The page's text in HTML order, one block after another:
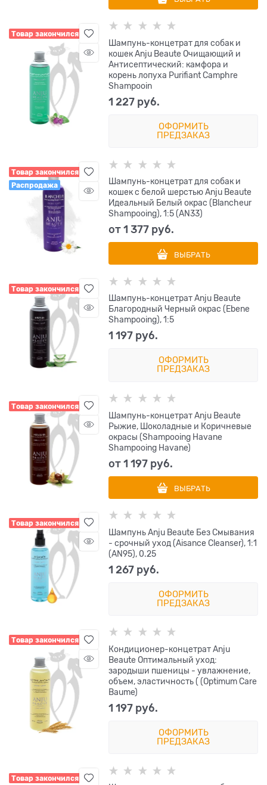
Товар закончился
Шампунь-концетрат для собак и
кошек Anju Beaute Очищающий и
Антисептический: камфора и
корень лопуха Purifiant Camphre
Shampooin
1 227 руб.
ОФОРМИТЬ
ПРЕДЗАКАЗ
Товар закончился
Распродажа
Шампунь-концетрат для собак и
кошек с белой шерстью Anju Beaute
Идеальный Белый окрас (Blancheur
Shampooing), 1:5 (AN33)
от1 377 руб.
ВЫБРАТЬ
Товар закончился
Шампунь-концетрат Anju Beaute
Благородный Черный окрас (Ebene
Shampooing), 1:5
1 197 руб.
ОФОРМИТЬ
ПРЕДЗАКАЗ
Товар закончился
Шампунь-концетрат Anju Beaute
Рыжие, Шоколадные и Коричневые
окрасы (Shampooing Havane
Shampooing Havane)
от1 197 руб.
ВЫБРАТЬ
Товар закончился
Шампунь Anju Beaute Без Смывания
- срочный уход (Aisance Cleanser), 1:1
(AN95), 0.25
1 267 руб.
ОФОРМИТЬ
ПРЕДЗАКАЗ
Товар закончился
Кондиционер-концетрат Anju
Beaute Оптимальный уход:
зародыши пшеницы - увлажнение,
объем, эластичность ( (Optimum Care
Baume)
1 197 руб.
ОФОРМИТЬ
ПРЕДЗАКАЗ
Товар закончился